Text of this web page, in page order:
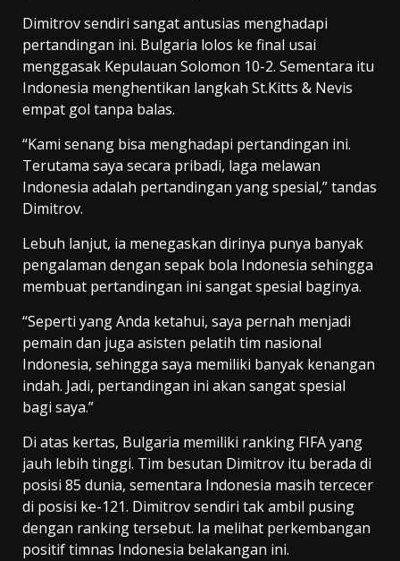
Dimitrov sendiri sangat antusias menghadapi
pertandingan ini. Bulgaria lolos ke final usai
menggasak Kepulauan Solomon 10-2. Sementara itu
Indonesia menghentikan langkah St.Kitts & Nevis
empat gol tanpa balas.
“Kami senang bisa menghadapi pertandingan ini.
Terutama saya secara pribadi, laga melawan
Indonesia adalah pertandingan yang spesial,” tandas
Dimitrov.
Lebuh lanjut, ia menegaskan dirinya punya banyak
pengalaman dengan sepak bola Indonesia sehingga
membuat pertandingan ini sangat spesial baginya.
“Seperti yang Anda ketahui, saya pernah menjadi
pemain dan juga asisten pelatih tim nasional
Indonesia, sehingga saya memiliki banyak kenangan
indah. Jadi, pertandingan ini akan sangat spesial
bagi saya.”
Di atas kertas, Bulgaria memiliki ranking FIFA yang
jauh lebih tinggi. Tim besutan Dimitrov itu berada di
posisi 85 dunia, sementara Indonesia masih tercecer
di posisi ke-121. Dimitrov sendiri tak ambil pusing
dengan ranking tersebut. Ia melihat perkembangan
positif timnas Indonesia belakangan ini.